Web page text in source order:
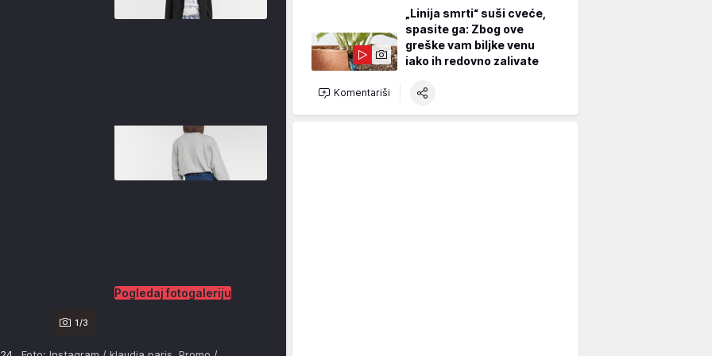
1/3
Pogledaj fotogaleriju
„Linija smrti“ suši cveće,
spasite ga: Zbog ove
greške vam biljke venu
iako ih redovno zalivate
Komentariši